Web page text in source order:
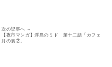
次の記事へ →
【夜市マンガ】浮島のミド 第十二話「カフェ
月の裏②」